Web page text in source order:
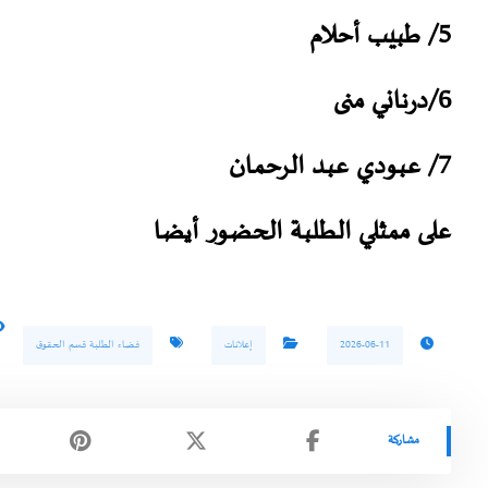
5/ طبيب أحلام
6/درناني منى
7/ عبودي عبد الرحمان
على ممثلي الطلبة الحضور أيضا
2026-06-11 إعلانات فضاء الطلبة قسم الحقوق